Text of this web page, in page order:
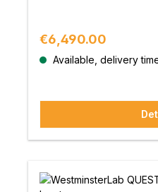
Regular price:
€6,490.00
Available, delivery